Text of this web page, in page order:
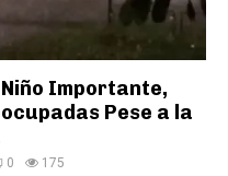
Niño Importante,
Pese a la
0 175